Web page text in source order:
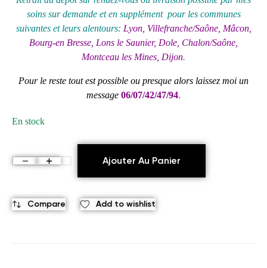
soins sur demande et en supplément pour les communes
suivantes et leurs alentours: Lyon, Villefranche/Saône, Mâcon,
Bourg-en Bresse, Lons le Saunier, Dole, Chalon/Saône,
Montceau les Mines, Dijon.
Pour le reste tout est possible ou presque alors laissez moi un
message 06/07/42/47/94.
En stock
Ajouter Au Panier
Compare Add to wishlist